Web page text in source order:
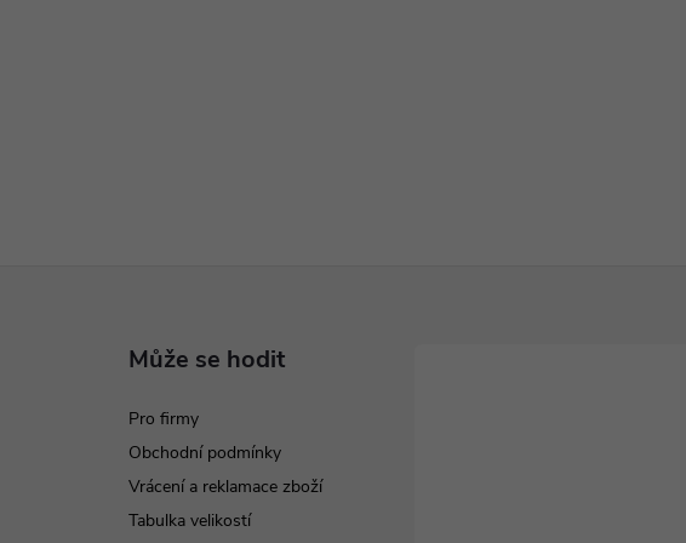
Může se hodit
Pro firmy
Obchodní podmínky
Vrácení a reklamace zboží
Tabulka velikostí